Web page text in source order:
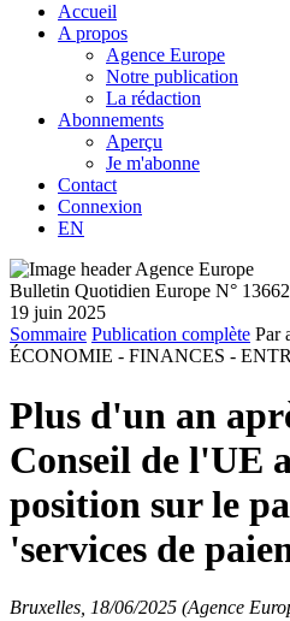
Accueil
A propos
Agence Europe
Notre publication
La rédaction
Abonnements
Aperçu
Je m'abonne
Contact
Connexion
EN
Bulletin Quotidien Europe N° 13662
19 juin 2025
Sommaire Publication complète Par
ÉCONOMIE - FINANCES -
Plus d'un an
Conseil de l'UE
position sur le
'services de
Bruxelles, 18/06/2025 (Agence